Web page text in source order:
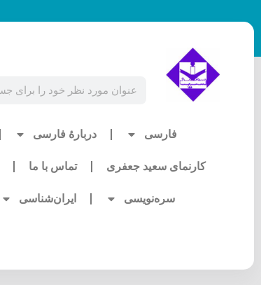
به
فارسی دربارۀ فارسی
کارنمای سعید جعفری تماس با ما
سره‌نویسی ایران‌شناسی